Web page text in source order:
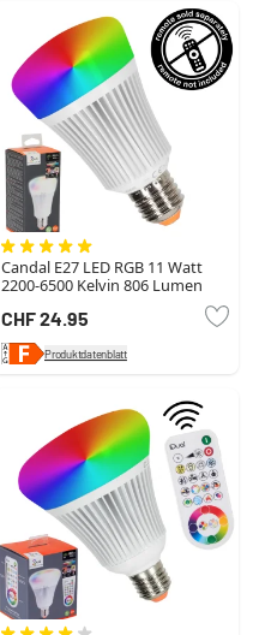
Candal E27 LED RGB 11 Watt
2200-6500 Kelvin 806 Lumen
CHF 24.95
Produktdatenblatt